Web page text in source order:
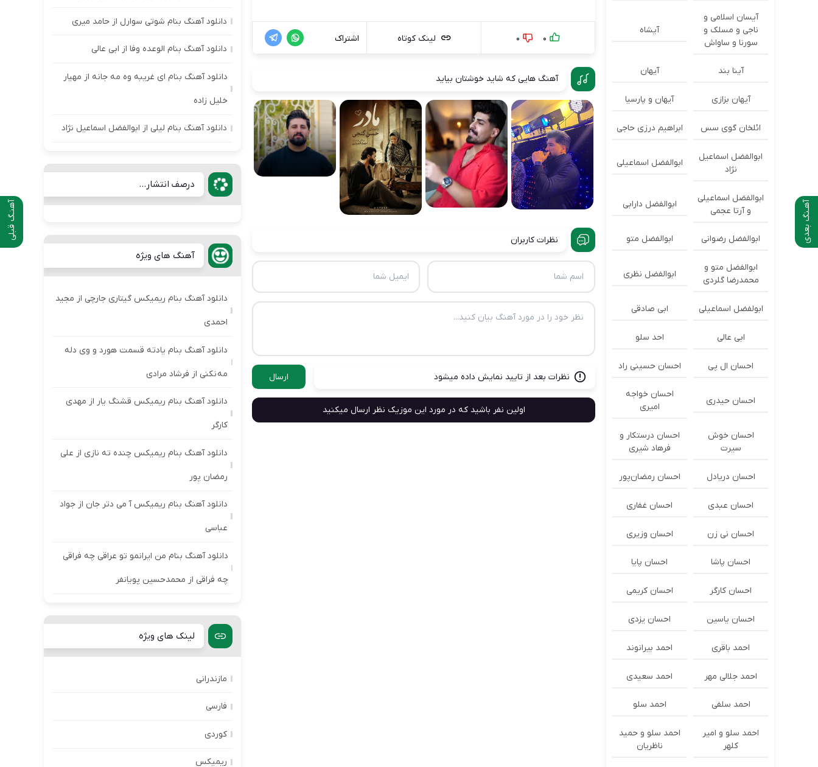
آهنـگ قبلی آهـنگ بعدی
0
0 لینک کوتاه اشتراک
آهنگ هایی که شاید خوشتان بیاید
نظرات کاربران
نظرات بعد از تایید نمایش داده میشود ارسال
اولین نفر باشید که در مورد این موزیک نظر ارسال میکنید
آیسان اسلامی و
ناجی و مسلک و
سورنا و ساواش
آیشاه
آینا بند آیهان
آیهان بزازی آیهان و پارسیا
ائلخان گوی سس ابراهیم درزی حاجی
ابوالفضل اسماعیل
نژاد
ابوالفضل اسماعیلی
ابوالفضل اسماعیلی
و آرتا عجمی
ابوالفضل دارابی
ابوالفضل رضوانی ابوالفضل متو
ابوالفضل متو و
محمدرضا گلردی
ابوالفضل نظری
ابولفضل اسماعیلی ابی صادقی
ابی عالی احد سلو
احسان ال پی احسان حسینی راد
احسان حیدری
احسان خواجه
امیری
احسان خوش
سیرت
احسان درستكار و
فرهاد شيرى
احسان دریادل احسان رمضان‌پور
احسان عبدی احسان غفاری
احسان نی زن احسان وزیری
احسان پاشا احسان پایا
احسان کارگر احسان کریمی
احسان یاسین احسان یزدی
احمد باقری احمد بیرانوند
احمد جلالی مهر احمد سعیدی
احمد سلفی احمد سلو
احمد سلو و امیر
کلهر
احمد سلو و حمید
ناظریان
دانلود آهنگ بنام شوتی سوارل از حامد میری
دانلود آهنگ بنام الوعده وفا از ابی عالی
دانلود آهنگ بنام ای غریبه وه مه جانه از مهیار
خلیل زاده
دانلود آهنگ بنام لیلی از ابوالفضل اسماعیل نژاد
درصف انتشار...
آهنگ های ویژه
دانلود آهنگ بنام ریمیکس گیتاری جارچی از مجید
احمدی
دانلود آهنگ بنام یادته قسمت هورد و وی دله
مه نکنی از فرشاد مرادی
دانلود آهنگ بنام ریمیکس قشنگ یار از مهدی
کارگر
دانلود آهنگ بنام ریمیکس چنده ته نازی از علی
رمضان پور
دانلود آهنگ بنام ریمیکس آ می دتر جان از جواد
عباسی
دانلود آهنگ بنام من ایرانمو تو عراقی چه فراقی
چه فراقی از محمدحسین پویانفر
لینک های ویژه
مازندرانی
فارسی
کوردی
ریمیکس